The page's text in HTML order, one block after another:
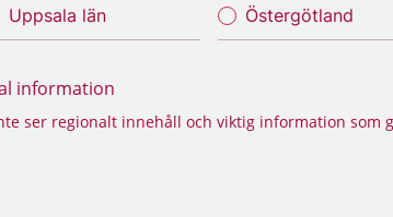
Uppsala län Östergötland
information
ser regionalt innehåll och viktig information som